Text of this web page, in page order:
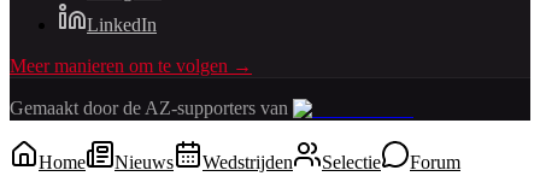
LinkedIn
Meer manieren om te volgen →
Gemaakt door de AZ-supporters van
Home Nieuws Wedstrijden Selectie Forum